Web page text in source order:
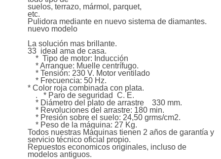
suelos, terrazo, mármol, parquet,
etc.
Pulidora mediante en nuevo sistema de diamantes.
nuevo modelo
La solución mas brillante.
33 ideal ama de casa.
* Tipo de motor: Inducción
* Arranque: Muelle centrífugo.
* Tensión: 230 V. Motor ventilado
* Frecuencia: 50 Hz.
* Color roja combinada con plata.
. * Paro de seguridad C. E.
* Diámetro del plato de arrastre 330 mm.
* Revoluciones del arrastre: 180 min.
* Presión sobre el suelo: 24,50 grms/cm2.
* Peso de la máquina: 27 Kg.
Todos nuestras Máquinas tienen 2 años de garantía y
servicio técnico oficial propio.
Repuestos economicos originales, incluso de
modelos antiguos.